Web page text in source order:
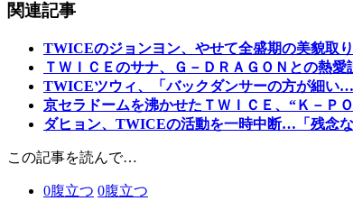
関連記事
TWICEのジョンヨン、やせて全盛期の美貌取
ＴＷＩＣＥのサナ、Ｇ－ＤＲＡＧＯＮとの熱
TWICEツウィ、「バックダンサーの方が細い
京セラドームを沸かせたＴＷＩＣＥ、“Ｋ－Ｐ
ダヒョン、TWICEの活動を一時中断…「残念な
この記事を読んで…
0腹立つ 0腹立つ